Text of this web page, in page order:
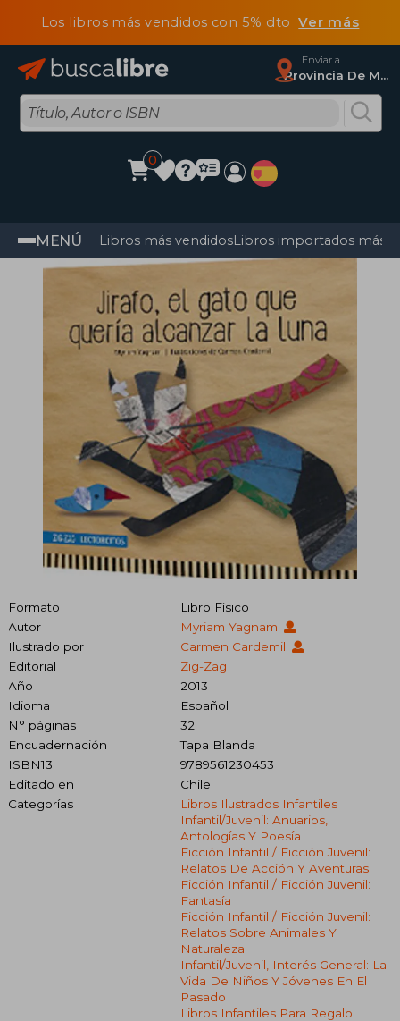
Los libros más vendidos con 5% dtoVer más
Enviar a
Provincia De Madrid
0
MENÚ Libros más vendidosLibros importados más
Formato
Libro Físico
Autor
Myriam Yagnam
Ilustrado por
Carmen Cardemil
Editorial
Zig-Zag
Año
2013
Idioma
Español
N° páginas
32
Encuadernación
Tapa Blanda
ISBN13
9789561230453
Editado en
Chile
Categorías
Libros Ilustrados Infantiles
Infantil/juvenil: Anuarios,
Antologías Y Poesía
Ficción Infantil / Ficción Juvenil:
Relatos De Acción Y Aventuras
Ficción Infantil / Ficción Juvenil:
Fantasía
Ficción Infantil / Ficción Juvenil:
Relatos Sobre Animales Y
Naturaleza
Infantil/juvenil, Interés General: La
Vida De Niños Y Jóvenes En El
Pasado
Libros Infantiles Para Regalo